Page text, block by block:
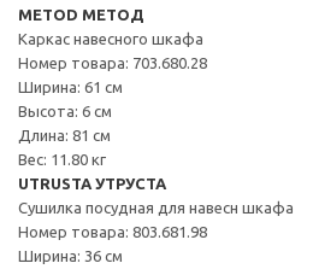
METOD МЕТОД
Каркас навесного шкафа
Номер товара: 703.680.28
Ширина: 61 см
Высота: 6 см
Длина: 81 см
Вес: 11.80 кг
UTRUSTA УТРУСТА
Сушилка посудная для навесн шкафа
Номер товара: 803.681.98
Ширина: 36 см